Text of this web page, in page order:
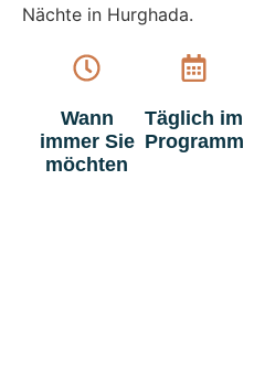
Nächte in Hurghada.
Wann
immer Sie
möchten
Täglich im
Programm